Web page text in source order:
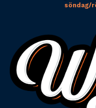
söndag/